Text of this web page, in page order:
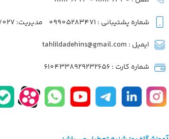
شماره پشتیبانی : 09905283471 مدیریت: 09039737027
ایمیل : tahlildadehins@gmail.com
شماره کارت : 6104338929232656